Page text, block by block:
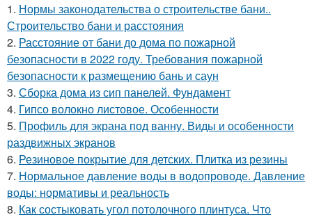
1. Нормы законодательства о строительстве бани..
Строительство бани и расстояния
2. Расстояние от бани до дома по пожарной
безопасности в 2022 году. Требования пожарной
безопасности к размещению бань и саун
3. Сборка дома из сип панелей. Фундамент
4. Гипсо волокно листовое. Особенности
5. Профиль для экрана под ванну. Виды и особенности
раздвижных экранов
6. Резиновое покрытие для детских. Плитка из резины
7. Нормальное давление воды в водопроводе. Давление
воды: нормативы и реальность
8. Как состыковать угол потолочного плинтуса. Что